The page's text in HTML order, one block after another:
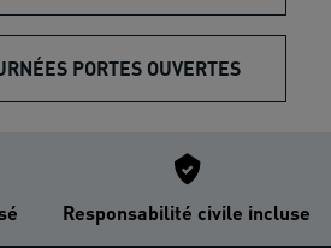
PORTES OUVERTES
Responsabilité civile incluse